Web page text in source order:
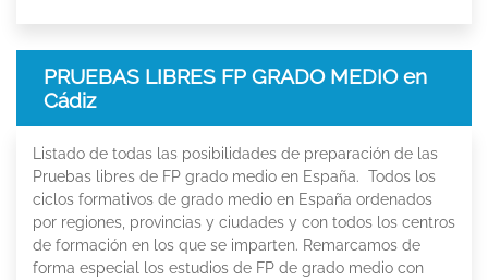
PRUEBAS LIBRES FP GRADO MEDIO en
Cádiz
Listado de todas las posibilidades de preparación de las
Pruebas libres de FP grado medio en España. Todos los
ciclos formativos de grado medio en España ordenados
por regiones, provincias y ciudades y con todos los centros
de formación en los que se imparten. Remarcamos de
forma especial los estudios de FP de grado medio con